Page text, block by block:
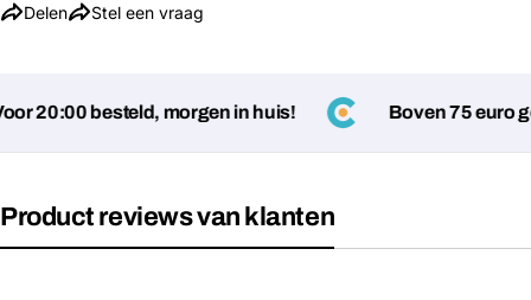
Delen Stel een vraag
Jouw
20:00 besteld, morgen in huis! Boven 75 euro
Product reviews van klanten